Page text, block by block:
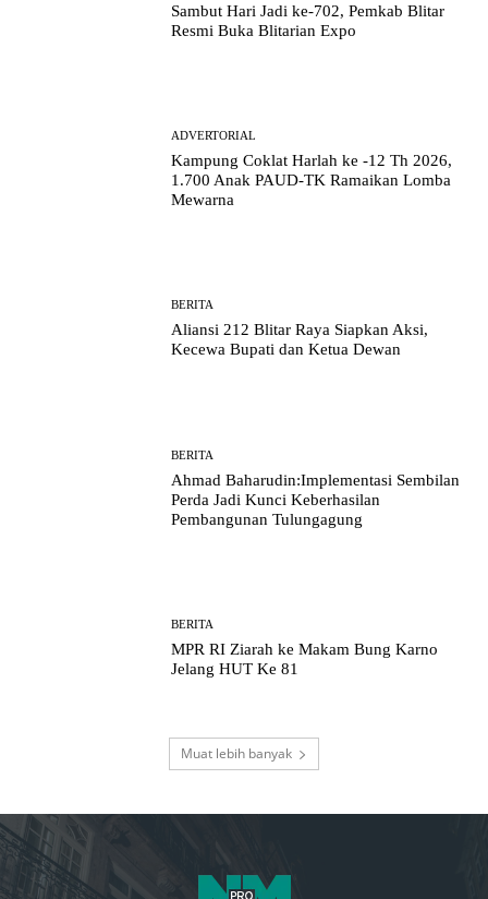
Sambut Hari Jadi ke-702, Pemkab Blitar
Resmi Buka Blitarian Expo
ADVERTORIAL
Kampung Coklat Harlah ke -12 Th 2026,
1.700 Anak PAUD-TK Ramaikan Lomba
Mewarna
BERITA
Aliansi 212 Blitar Raya Siapkan Aksi,
Kecewa Bupati dan Ketua Dewan
BERITA
Ahmad Baharudin:Implementasi Sembilan
Perda Jadi Kunci Keberhasilan
Pembangunan Tulungagung
BERITA
MPR RI Ziarah ke Makam Bung Karno
Jelang HUT Ke 81
Muat lebih banyak